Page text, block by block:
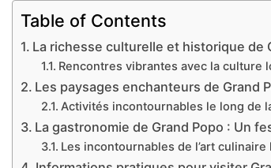
Table of Contents
La richesse culturelle et historique de
Rencontres vibrantes avec la culture
Les paysages enchanteurs de Grand
Activités incontournables le long de
La gastronomie de Grand Popo : Un
Les incontournables de l’art culinaire